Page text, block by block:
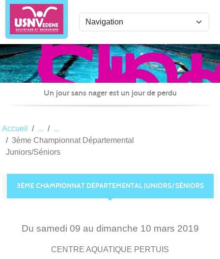
de
et
Un jour sans nager est un jour de perdu
Accueil
3ème Championnat Départemental
Juniors/Séniors
3ÈME CHAMPIONNAT DÉPARTEMENTAL JUNIORS/SÉNIORS
Du samedi 09 au dimanche 10 mars 2019
CENTRE AQUATIQUE PERTUIS
Panneau de gestion des cookies